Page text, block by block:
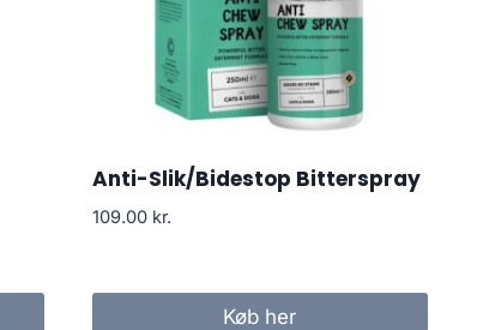
Anti-Slik/Bidestop Bitterspray
109.00 kr.
Køb her